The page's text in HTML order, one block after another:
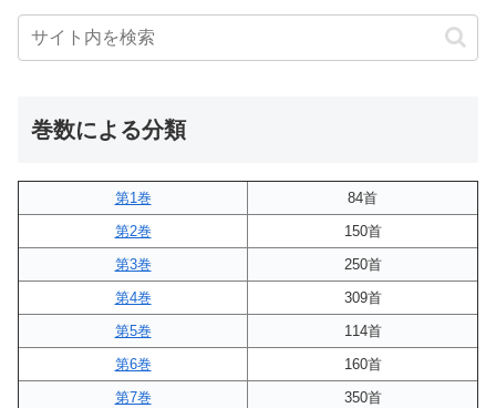
巻数による分類
第1巻
84首
第2巻
150首
第3巻
250首
第4巻
309首
第5巻
114首
第6巻
160首
第7巻
350首